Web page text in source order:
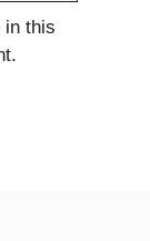
in this